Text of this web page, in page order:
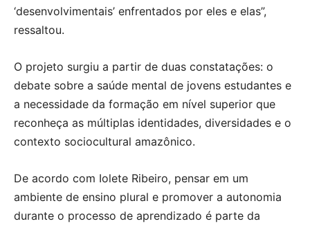
‘desenvolvimentais’ enfrentados por eles e elas”,
ressaltou.
O projeto surgiu a partir de duas constatações: o
debate sobre a saúde mental de jovens estudantes e
a necessidade da formação em nível superior que
reconheça as múltiplas identidades, diversidades e o
contexto sociocultural amazônico.
De acordo com Iolete Ribeiro, pensar em um
ambiente de ensino plural e promover a autonomia
durante o processo de aprendizado é parte da